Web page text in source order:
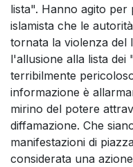
lista". Hanno agito
islamista che le
tornata la violenza del
l'allusione alla lista dei
terribilmente
informazione è
mirino del potere
diffamazione. Che
manifestazioni di
considerata una